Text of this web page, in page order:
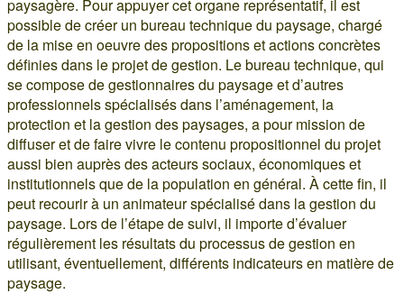
paysagère. Pour appuyer cet organe représentatif, il est
possible de créer un bureau technique du paysage, chargé
de la mise en oeuvre des propositions et actions concrètes
définies dans le projet de gestion. Le bureau technique, qui
se compose de gestionnaires du paysage et d’autres
professionnels spécialisés dans l’aménagement, la
protection et la gestion des paysages, a pour mission de
diffuser et de faire vivre le contenu propositionnel du projet
aussi bien auprès des acteurs sociaux, économiques et
institutionnels que de la population en général. À cette fin, il
peut recourir à un animateur spécialisé dans la gestion du
paysage. Lors de l’étape de suivi, il importe d’évaluer
régulièrement les résultats du processus de gestion en
utilisant, éventuellement, différents indicateurs en matière de
paysage.